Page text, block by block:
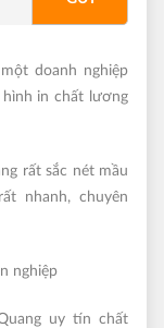
doanh nghiệp
in chất lương
rất sắc nét mầu
nhanh, chuyên
nghiệp
uy tín chất